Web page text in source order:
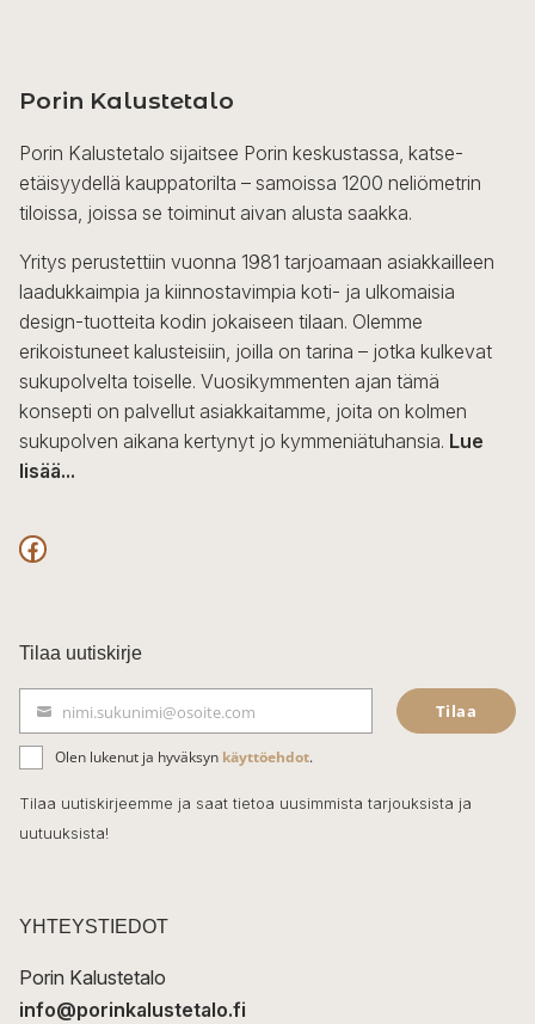
muunnelma.
tehdä
valinnat
tuotteen
sivulla.
Porin Kalustetalo
Porin Kalustetalo sijaitsee Porin keskustassa, katse-
etäisyydellä kauppatorilta – samoissa 1200 neliömetrin
tiloissa, joissa se toiminut aivan alusta saakka.
Yritys perustettiin vuonna 1981 tarjoamaan asiakkailleen
laadukkaimpia ja kiinnostavimpia koti- ja ulkomaisia
design-tuotteita kodin jokaiseen tilaan. Olemme
erikoistuneet kalusteisiin, joilla on tarina – jotka kulkevat
sukupolvelta toiselle. Vuosikymmenten ajan tämä
konsepti on palvellut asiakkaitamme, joita on kolmen
sukupolven aikana kertynyt jo kymmeniätuhansia. Lue
lisää...
F
c
e
b
o
o
k
Tilaa uutiskirje
ä
h
k
t
nimi.sukunimi@osoite.com Tilaa
Olen lukenut ja hyväksyn käyttöehdot.
Tilaa uutiskirjeemme ja saat tietoa uusimmista tarjouksista ja
uutuuksista!
YHTEYSTIEDOT
Porin Kalustetalo
info@porinkalustetalo.fi